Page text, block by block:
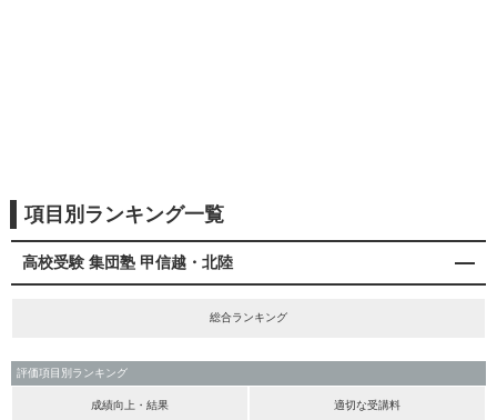
項目別ランキング一覧
高校受験 集団塾 甲信越・北陸
総合ランキング
評価項目別ランキング
成績向上・結果 適切な受講料